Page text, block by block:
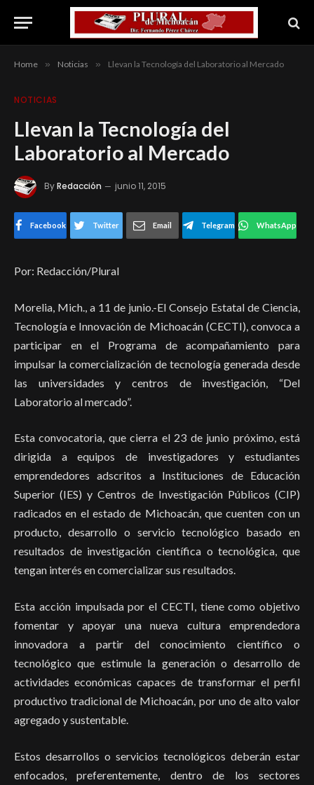
Home » Noticias » Llevan la Tecnología del Laboratorio al Mercado
NOTICIAS
Llevan la Tecnología del
Laboratorio al Mercado
ByRedacción junio 11, 2015
Facebook Twitter Email Telegram WhatsApp
Por: Redacción/Plural
Morelia, Mich., a 11 de junio.-El Consejo Estatal de Ciencia,
Tecnología e Innovación de Michoacán (CECTI), convoca a
participar en el Programa de acompañamiento para
impulsar la comercialización de tecnología generada desde
las universidades y centros de investigación, “Del
Laboratorio al mercado”.
Esta convocatoria, que cierra el 23 de junio próximo, está
dirigida a equipos de investigadores y estudiantes
emprendedores adscritos a Instituciones de Educación
Superior (IES) y Centros de Investigación Públicos (CIP)
radicados en el estado de Michoacán, que cuenten con un
producto, desarrollo o servicio tecnológico basado en
resultados de investigación científica o tecnológica, que
tengan interés en comercializar sus resultados.
Esta acción impulsada por el CECTI, tiene como objetivo
fomentar y apoyar una nueva cultura emprendedora
innovadora a partir del conocimiento científico o
tecnológico que estimule la generación o desarrollo de
actividades económicas capaces de transformar el perfil
productivo tradicional de Michoacán, por uno de alto valor
agregado y sustentable.
Estos desarrollos o servicios tecnológicos deberán estar
enfocados, preferentemente, dentro de los sectores